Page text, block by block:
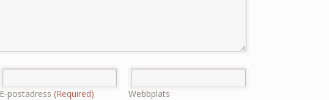
E-postadress(Required) Webbplats